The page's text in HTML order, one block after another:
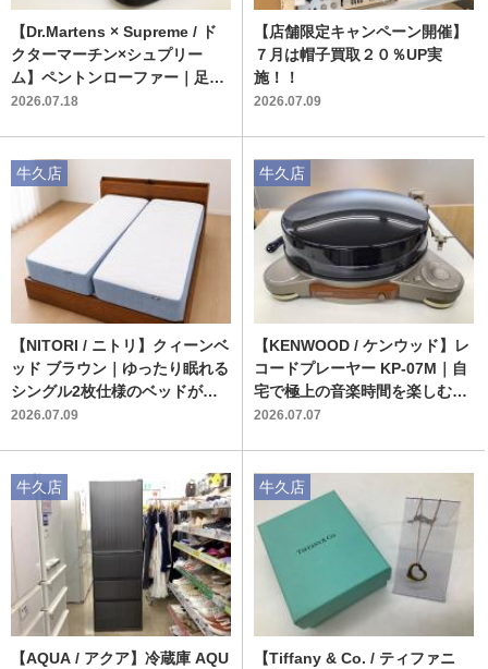
【Dr.Martens × Supreme / ド
クターマーチン×シュプリー
ム】ペントンローファー｜足元
からトレンドを格上げする一足
2026.07.18
【店舗限定キャンペーン開催】
７月は帽子買取２０％UP実
施！！
2026.07.09
【NITORI / ニトリ】クィーンベ
ッド ブラウン｜ゆったり眠れる
シングル2枚仕様のベッドが入
荷
2026.07.09
牛久店
【KENWOOD / ケンウッド】レ
コードプレーヤー KP-07M｜自
宅で極上の音楽時間を楽しむお
すすめの1台
2026.07.07
牛久店
【AQUA / アクア】冷蔵庫 AQU
牛久店
【Tiffany & Co. / ティファニ
牛久店